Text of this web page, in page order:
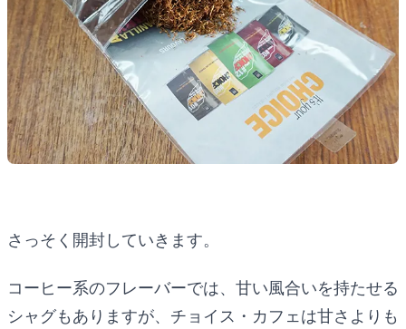
さっそく開封していきます。
コーヒー系のフレーバーでは、甘い風合いを持たせる
シャグもありますが、チョイス・カフェは甘さよりも